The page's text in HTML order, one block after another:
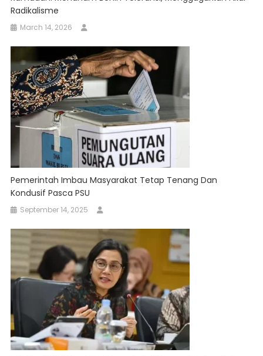
Radikalisme
March 14, 2026
Pemerintah Imbau Masyarakat Tetap Tenang Dan
Kondusif Pasca PSU
September 14, 2025